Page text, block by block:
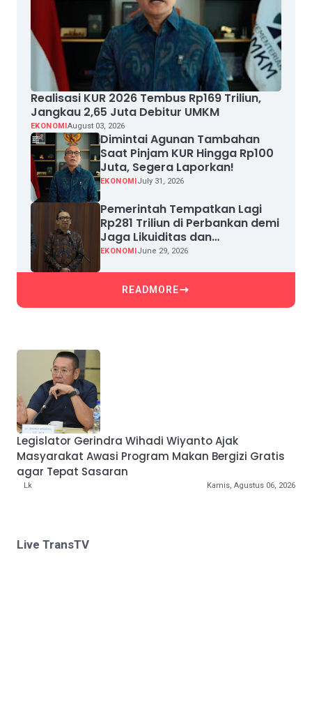
Realisasi KUR 2026 Tembus Rp169 Triliun,
Jangkau 2,65 Juta Debitur UMKM
EKONOMIAugust 03, 2026
Dimintai Agunan Tambahan
Saat Pinjam KUR Hingga Rp100
Juta, Segera Laporkan!
EKONOMIJuly 31, 2026
Pemerintah Tempatkan Lagi
Rp281 Triliun di Perbankan demi
Jaga Likuiditas dan
Pertumbuhan Kredit
EKONOMIJune 29, 2026
READMORE
Legislator Gerindra Wihadi Wiyanto Ajak
Masyarakat Awasi Program Makan Bergizi Gratis
agar Tepat Sasaran
Lk Kamis, Agustus 06, 2026
Live TransTV